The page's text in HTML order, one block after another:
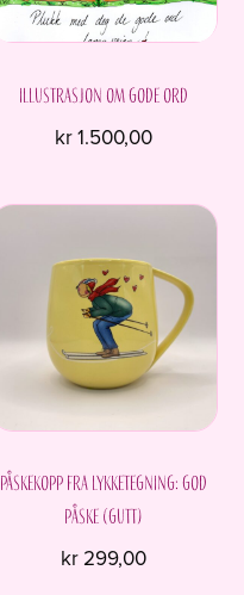
Illustrasjon om gode ord
kr1.500,00
Påskekopp fra Lykketegning: God
påske (gutt)
kr299,00